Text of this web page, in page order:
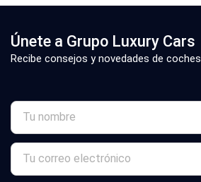
Únete a Grupo Luxury Cars
Recibe consejos y novedades de